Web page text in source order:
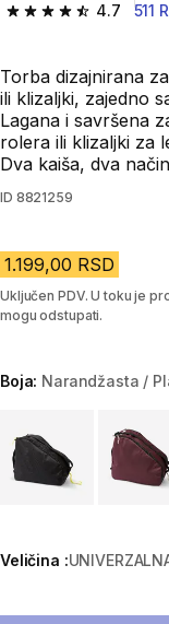
4.7
4.7 od 5 zvezdica511
Torba dizajnirana
ili klizaljki, zajedno
Lagana i savršena
rolera ili klizaljki za
Dva kaiša, dva
ID 8821259
1.199,00 RSD
Uključen PDV. U toku je
mogu odstupati.
Boja: Narandžasta /
Veličina :